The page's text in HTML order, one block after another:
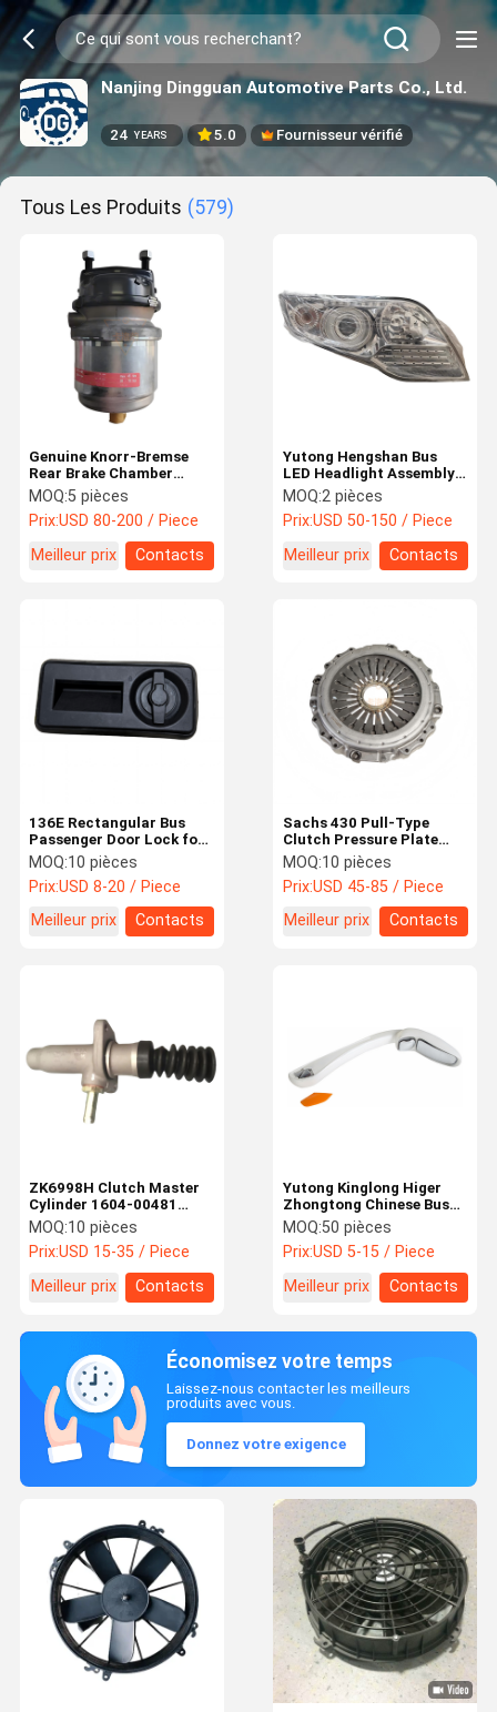
Nanjing Dingguan Automotive Parts Co., Ltd.
24 YEARS 5.0 Fournisseur vérifié
Tous Les Produits (579)
Genuine Knorr-Bremse
Rear Brake Chamber
Pneumatic Air Brake
Actuator for Bus Truck
Commercial Vehicle
MOQ:5 pièces
Prix:USD 80-200 / Piece
Meilleur prix
Contacts
Yutong Hengshan Bus
LED Headlight Assembly
Front Light Lamp with
High Low Beam Coach
Replacement Parts
MOQ:2 pièces
Prix:USD 50-150 / Piece
Meilleur prix
Contacts
136E Rectangular Bus
Passenger Door Lock for
Coach Bus Vehicle Entry
Door System
MOQ:10 pièces
Prix:USD 8-20 / Piece
Meilleur prix
Contacts
Sachs 430 Pull-Type
Clutch Pressure Plate
Heavy Duty for Bus Truck
Transmission System
MOQ:10 pièces
Prix:USD 45-85 / Piece
Meilleur prix
Contacts
ZK6998H Clutch Master
Cylinder 1604-00481
22.2mm Bore for Bus
Truck Hydraulic Clutch
System
MOQ:10 pièces
Prix:USD 15-35 / Piece
Meilleur prix
Contacts
Yutong Kinglong Higer
Zhongtong Chinese Bus
Universal Rear View
Mirror for OEM Standard
Quality Replacement
MOQ:50 pièces
Prix:USD 5-15 / Piece
Meilleur prix
Contacts
Économisez votre temps
Laissez-nous contacter les meilleurs
produits avec vous.
Donnez votre exigence